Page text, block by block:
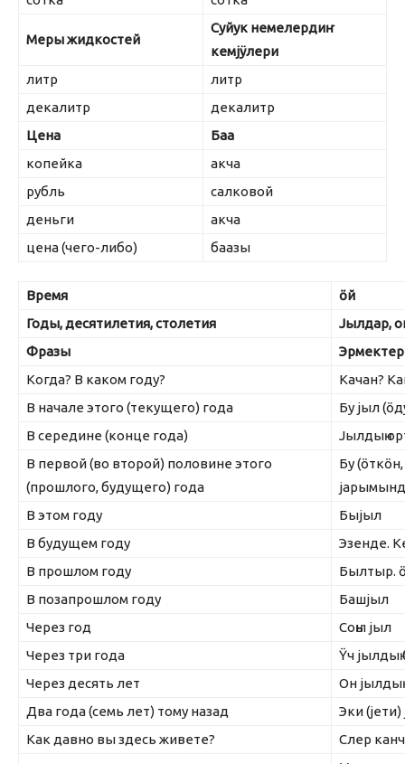
Меры жидкостей
Суйук немелердиҥ
кемjÿлери
литр
литр
декалитр
декалитр
Цена
Баа
копейка
акча
рубль
салковой
деньги
акча
цена (чего-либо)
баазы
Время
ӧй
Годы, десятилетия, столетия
Jылдар,
Фразы
Эрмектер
Когда? В каком году?
Качан?
В начале этого (текущего) года
Бу jыл
В середине (конце года)
Jылдыҥ
В первой (во второй) половине этого
(прошлого, будущего) года
Бу
В этом году
Быjыл
В будущем году
Эзенде.
В прошлом году
Былтыр.
В позапрошлом году
Башjыл
Через год
Соҥы jыл
Через три года
Ÿч
Через десять лет
Он
Два года (семь лет) тому назад
Эки (jети)
Как давно вы здесь живете?
Слер